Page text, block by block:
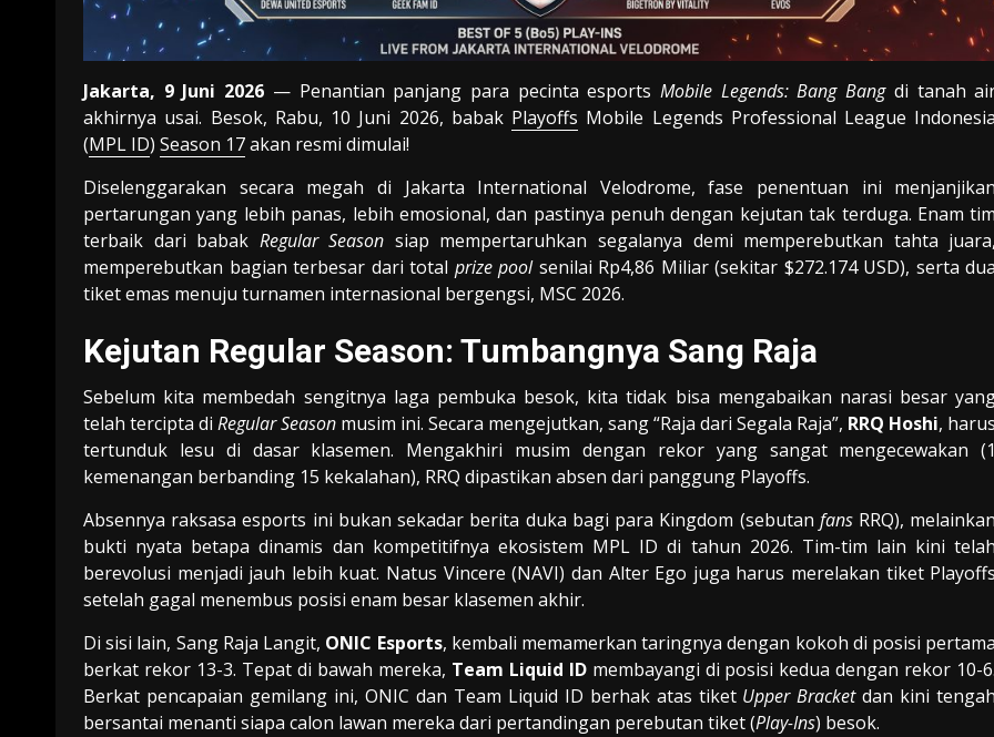
Jakarta, 9 Juni 2026 — Penantian panjang para pecinta esportsMobile Legends: Bang Bangdi tanah
akhirnya usai. Besok, Rabu, 10 Juni 2026, babak Playoffs Mobile Legends Professional League Indonesia
(MPL ID) Season 17akan resmi dimulai!
Diselenggarakan secara megah di Jakarta International Velodrome, fase penentuan ini menjanjikan
pertarungan yang lebih panas, lebih emosional, dan pastinya penuh dengan kejutan tak terduga. Enam tim
terbaik dari babak Regular Season siap mempertaruhkan segalanya demi memperebutkan tahta juara,
memperebutkan bagian terbesar dari total prize poolsenilai Rp4,86 Miliar (sekitar $272.174 USD), serta dua
tiket emas menuju turnamen internasional bergengsi, MSC 2026.
Kejutan Regular Season: Tumbangnya Sang Raja
Sebelum kita membedah sengitnya laga pembuka besok, kita tidak bisa mengabaikan narasi besar
telah tercipta diRegular Season musim ini. Secara mengejutkan, sang “Raja dari Segala Raja”, RRQ Hoshi, harus
tertunduk lesu di dasar klasemen. Mengakhiri musim dengan rekor yang sangat mengecewakan (1
kemenangan berbanding 15 kekalahan), RRQ dipastikan absen dari panggung Playoffs.
Absennya raksasa esports ini bukan sekadar berita duka bagi para Kingdom (sebutan fansRRQ), melainkan
bukti nyata betapa dinamis dan kompetitifnya ekosistem MPL ID di tahun 2026. Tim-tim lain kini telah
berevolusi menjadi jauh lebih kuat. Natus Vincere (NAVI) dan Alter Ego juga harus merelakan tiket Playoffs
setelah gagal menembus posisi enam besar klasemen akhir.
Di sisi lain, Sang Raja Langit, ONIC Esports, kembali memamerkan taringnya dengan kokoh di posisi pertama
berkat rekor 13-3. Tepat di bawah mereka, Team Liquid IDmembayangi di posisi kedua dengan rekor 10-6.
Berkat pencapaian gemilang ini, ONIC dan Team Liquid ID berhak atas tiket Upper Bracketdan kini tengah
bersantai menanti siapa calon lawan mereka dari pertandingan perebutan tiket (Play-Ins) besok.